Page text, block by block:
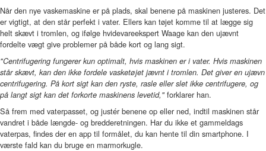
Når den nye vaskemaskine er på plads, skal benene på maskinen justeres. Det
er vigtigt, at den står perfekt i vater. Ellers kan tøjet komme til at lægge sig
helt skævt i tromlen, og ifølge hvidevareekspert Waage kan den ujævnt
fordelte vægt give problemer på både kort og lang sigt.
"Centrifugering fungerer kun optimalt, hvis maskinen er i vater. Hvis maskinen
står skævt, kan den ikke fordele vasketøjet jævnt i tromlen. Det giver en ujævn
centrifugering. På kort sigt kan den ryste, rasle eller slet ikke centrifugere, og
på langt sigt kan det forkorte maskinens levetid," forklarer han.
Så frem med vaterpasset, og justér benene op eller ned, indtil maskinen står
vandret i både længde- og bredderetningen. Har du ikke et gammeldags
vaterpas, findes der en app til formålet, du kan hente til din smartphone. I
værste fald kan du bruge en marmorkugle.